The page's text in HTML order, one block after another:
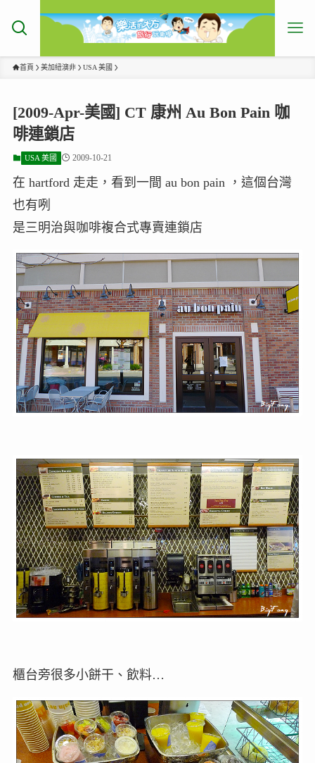
首頁 美加紐澳非 USA 美國
[2009-Apr-美國] CT 康州 Au Bon Pain 咖
啡連鎖店
USA 美國 2009-10-21
在 hartford 走走，看到一間 au bon pain ，這個台灣
也有咧
是三明治與咖啡複合式專賣連鎖店
櫃台旁很多小餅干、飲料…